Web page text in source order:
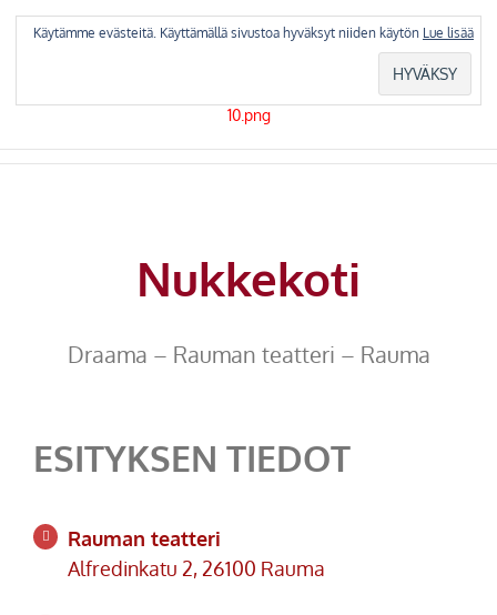
Nukkekoti
Draama – Rauman teatteri – Rauma
ESITYKSEN TIEDOT
Rauman teatteri
Alfredinkatu 2, 26100 Rauma
Käytämme evästeitä. Käyttämällä sivustoa hyväksyt niiden käytön Lue lisää